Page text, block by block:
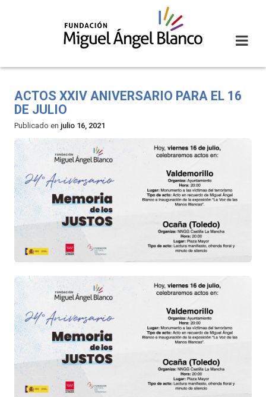
ACTOS XXIV ANIVERSARIO PARA EL 16
DE JULIO
Publicado en julio 16, 2021